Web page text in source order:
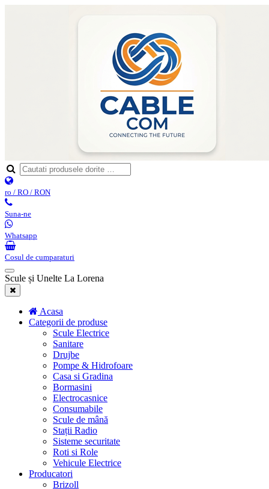
ro / RO / RON
Suna-ne
Whatsapp
Cosul de cumparaturi
Scule și Unelte La Lorena
Acasa
Categorii de produse
Scule Electrice
Sanitare
Drujbe
Pompe & Hidrofoare
Casa si Gradina
Bormasini
Electrocasnice
Consumabile
Scule de mână
Stații Radio
Sisteme securitate
Roti si Role
Vehicule Electrice
Producatori
Brizoll